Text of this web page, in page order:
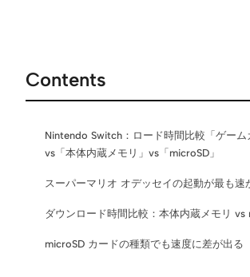
Contents
Nintendo Switch：ロード時間比較「ゲーム
vs「本体内蔵メモリ」vs「microSD」
スーパーマリオ オデッセイの起動が最も速
ダウンロード時間比較：本体内蔵メモリ vs
microSD カードの種類でも速度に差が出る